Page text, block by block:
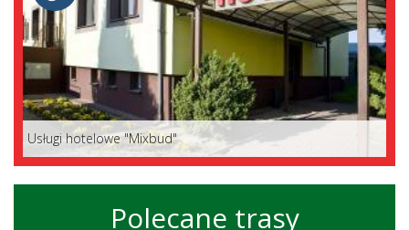
Usługi hotelowe "Mixbud"
Polecane trasy